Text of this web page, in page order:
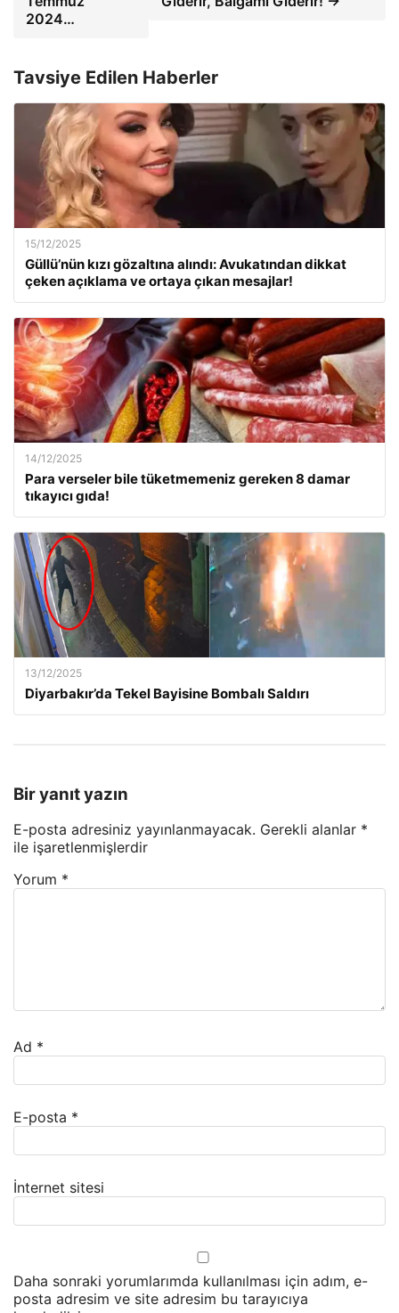
2024…
Tavsiye Edilen Haberler
15/12/2025
Güllü’nün kızı gözaltına alındı: Avukatından dikkat
çeken açıklama ve ortaya çıkan mesajlar!
14/12/2025
Para verseler bile tüketmemeniz gereken 8 damar
tıkayıcı gıda!
13/12/2025
Diyarbakır’da Tekel Bayisine Bombalı Saldırı
Bir yanıt yazın
E-posta adresiniz yayınlanmayacak. Gerekli alanlar *
ile işaretlenmişlerdir
Yorum *
Ad *
E-posta *
İnternet sitesi
Daha sonraki yorumlarımda kullanılması için adım, e-
posta adresim ve site adresim bu tarayıcıya